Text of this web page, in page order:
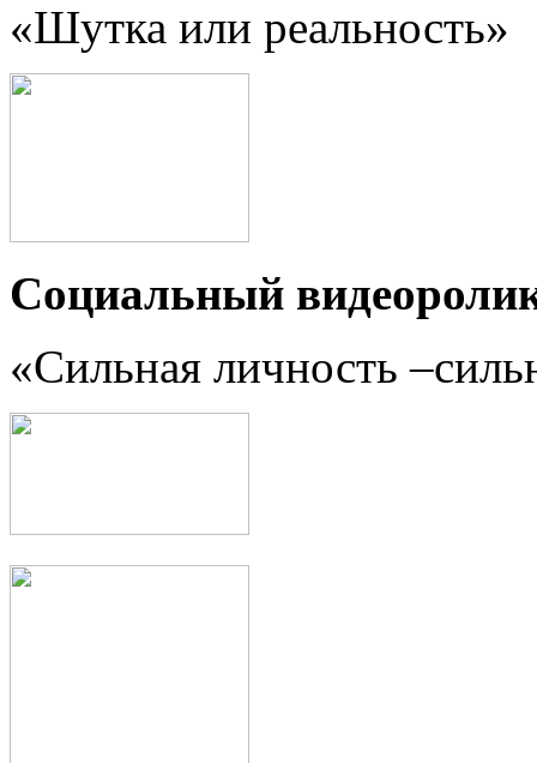
«Шутка или реальность»
Социальный
«Сильная личность